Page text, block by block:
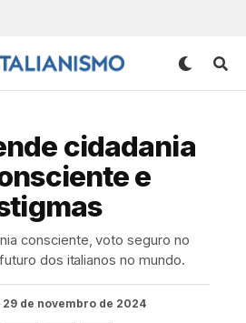
cidadania
e
consciente, voto seguro no
dos italianos no mundo.
29 de novembro de 2024